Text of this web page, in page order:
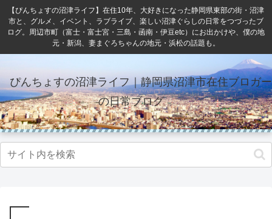
【ぴんちょすの沼津ライフ】在住10年、大好きになった静岡県東部の街・沼津
市と、グルメ、イベント、ラブライブ、楽しい沼津ぐらしの日常をつづったブ
ログ。周辺市町（富士・富士宮・三島・函南・伊豆etc）にお出かけや、僕の地
元・新潟、妻まぐろちゃんの地元・浜松の話題も。
ぴんちょすの沼津ライフ｜静岡県沼津市在住ブロガー
の日常ブログ